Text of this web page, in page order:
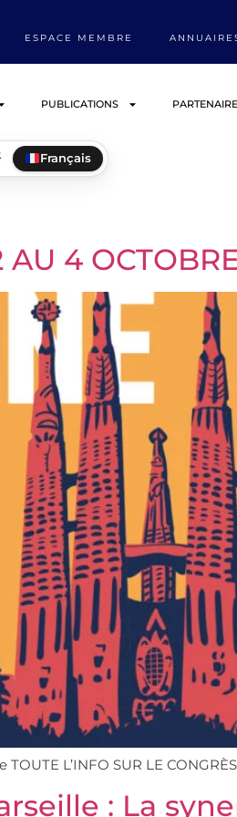
ESPACE MEMBRE
PUBLICATIONS
Français
AU 4
L’INFO SUR LE
: La